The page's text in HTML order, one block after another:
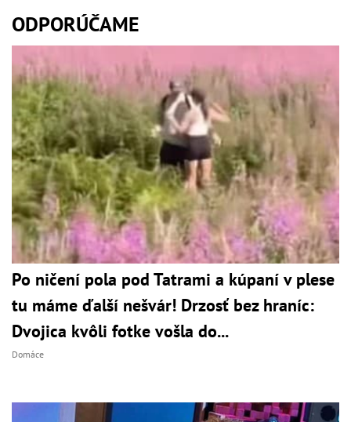
ODPORÚČAME
Po ničení pola pod Tatrami a kúpaní v plese
tu máme ďalší nešvár! Drzosť bez hraníc:
Dvojica kvôli fotke vošla do...
Domáce